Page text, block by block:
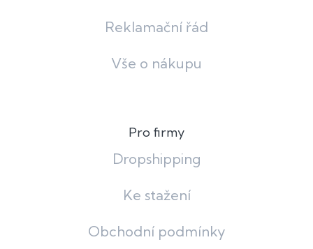
Reklamační řád
Vše o nákupu
Pro firmy
Dropshipping
Ke stažení
Obchodní podmínky